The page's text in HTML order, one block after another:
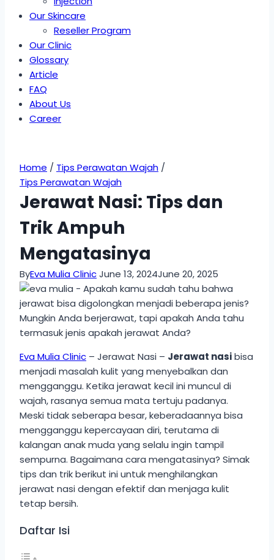
Our Skincare
Reseller Program
Our Clinic
Glossary
Article
FAQ
About Us
Career
Home / Tips Perawatan Wajah /
Tips Perawatan Wajah
Jerawat Nasi: Tips dan
Trik Ampuh
Mengatasinya
ByEva Mulia ClinicJune 13, 2024June 20, 2025
Eva Mulia Clinic – Jerawat Nasi – Jerawat nasibisa
menjadi masalah kulit yang menyebalkan dan
mengganggu. Ketika jerawat kecil ini muncul di
wajah, rasanya semua mata tertuju padanya.
Meski tidak seberapa besar, keberadaannya bisa
mengganggu kepercayaan diri, terutama di
kalangan anak muda yang selalu ingin tampil
sempurna. Bagaimana cara mengatasinya? Simak
tips dan trik berikut ini untuk menghilangkan
jerawat nasi dengan efektif dan menjaga kulit
tetap bersih.
Daftar Isi